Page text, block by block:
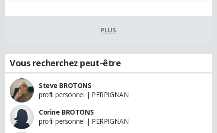
PLUS
Vous recherchez peut-être
Steve BROTONS
profil personnel | PERPIGNAN
Corine BROTONS
profil personnel | PERPIGNAN